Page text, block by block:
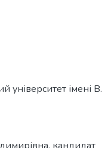
університет імені В.